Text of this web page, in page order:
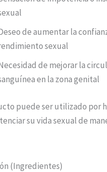
de aumentar la
sexual
de mejorar la
en la zona genital
puede ser utilizado por
su vida sexual de
(Ingredientes)